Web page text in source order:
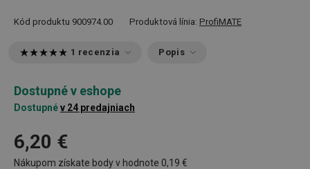
Kód produktu 900974.00 Produktová línia: ProfiMATE
1 recenzia Popis
Dostupné v eshope
Dostupnév 24 predajniach
6,20 €
Nákupom získate body v hodnote 0,19 €